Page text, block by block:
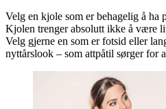
Velg en kjole som er behagelig å ha
Kjolen trenger absolutt ikke å være
Velg gjerne en som er fotsid eller
nyttårslook – som attpåtil sørger for